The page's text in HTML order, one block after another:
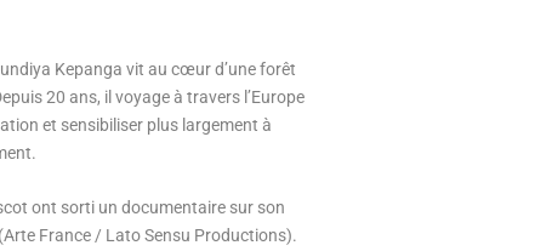
Kepanga vit au cœur d’une forêt
20 ans, il voyage à travers l’Europe
et sensibiliser plus largement à
ont sorti un documentaire sur son
(Arte France / Lato Sensu Productions).